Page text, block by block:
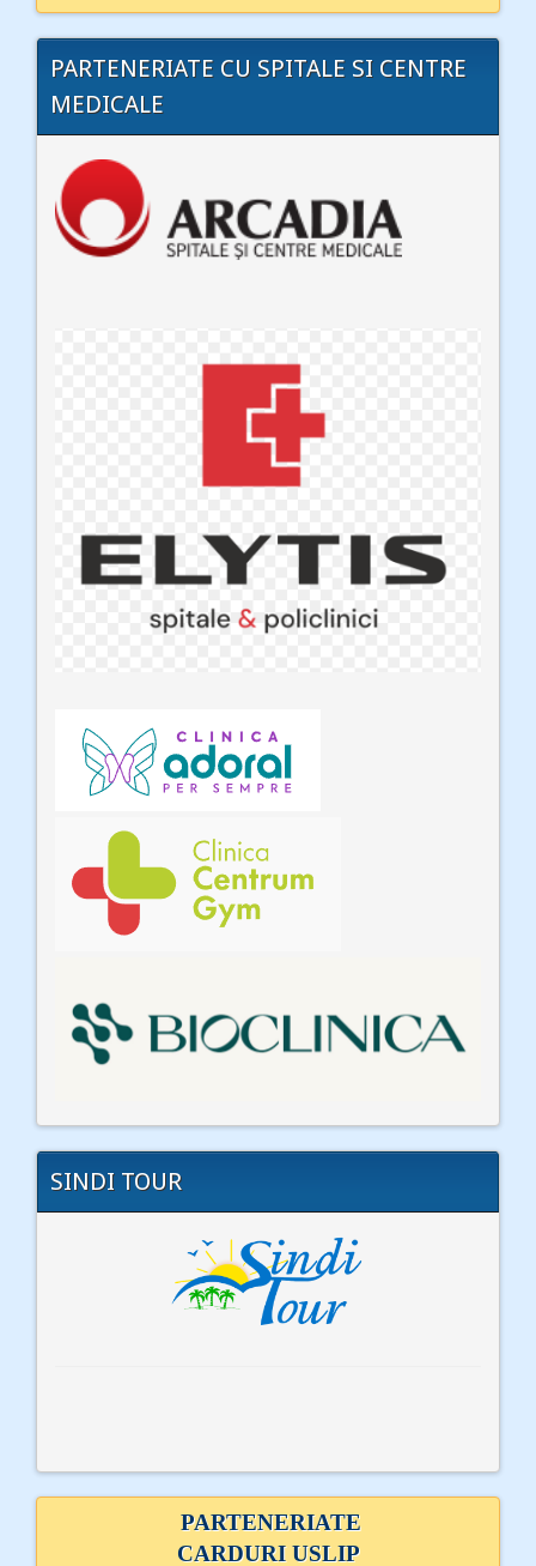
PARTENERIATE CU SPITALE SI CENTRE
MEDICALE
SINDI TOUR
PARTENERIATE
CARDURI USLIP